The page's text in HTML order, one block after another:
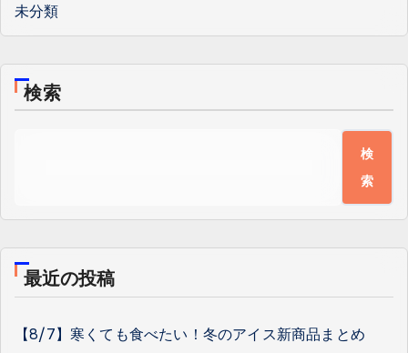
未分類
検索
検
索
最近の投稿
【8/7】寒くても食べたい！冬のアイス新商品まとめ